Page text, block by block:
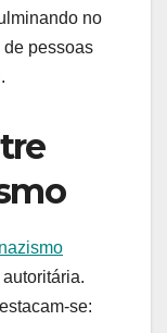
no
de pessoas
nazismo
se: